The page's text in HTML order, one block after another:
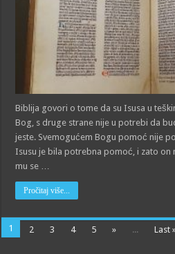
Biblija govori o tome da su Isusa u
Bog, s druge strane nije u potrebi da
jeste. Svemogućem Bogu pomoć nije
Isusu je bila potrebna pomoć, i zato on
mu se …
Pročitaj više...
1 2 3 4 5 » ... Last